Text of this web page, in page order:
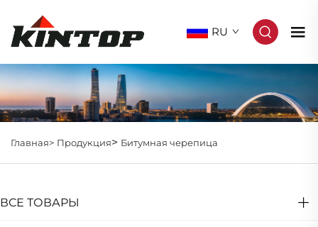
RU
Главная> Продукция> Битумная черепица
ВСЕ ТОВАРЫ